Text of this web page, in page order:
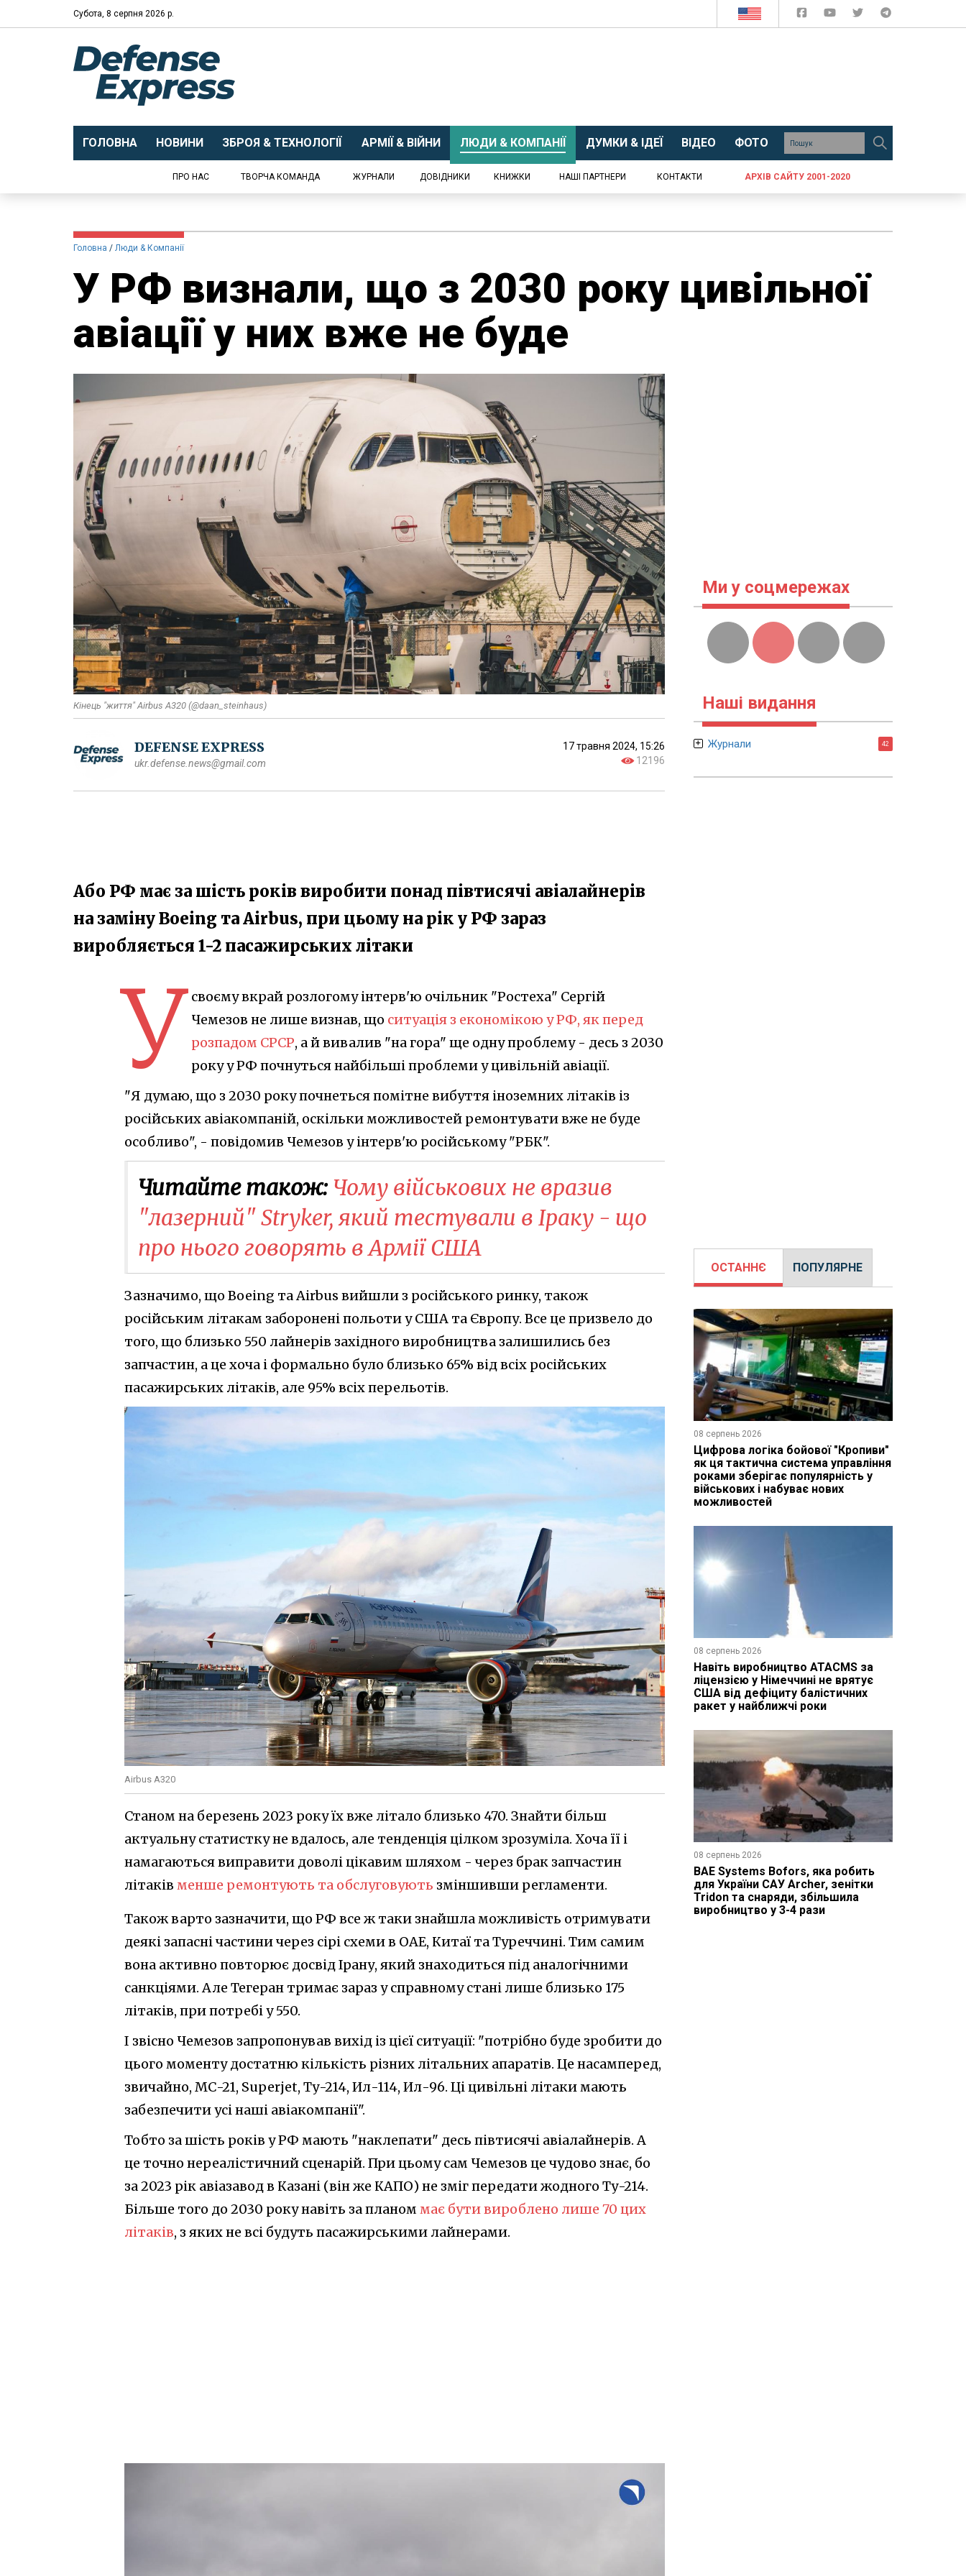
Субота, 8 серпня 2026 р.
ГОЛОВНА НОВИНИ ЗБРОЯ & ТЕХНОЛОГІЇ АРМІЇ & ВІЙНИ ЛЮДИ & КОМПАНІЇ ДУМКИ & ІДЕЇ ВІДЕО ФОТО
ПРО НАС ТВОРЧА КОМАНДА ЖУРНАЛИ ДОВІДНИКИ КНИЖКИ НАШІ ПАРТНЕРИ КОНТАКТИ АРХІВ САЙТУ 2001-2020
Головна Люди & Компанії
У РФ визнали, що з 2030 року цивільної
авіації у них вже не буде
Кінець "життя" Airbus A320 (@daan_steinhaus)
DEFENSE EXPRESS
ukr.defense.news@gmail.com
17 травня 2024, 15:26
12196
Або РФ має за шість років виробити понад півтисячі авіалайнерів
на заміну Boeing та Airbus, при цьому на рік у РФ зараз
виробляється 1-2 пасажирських літаки
У своєму вкрай розлогому інтерв'ю очільник "Ростеха" Сергій
Чемезов не лише визнав, що ситуація з економікою у РФ, як перед
розпадом СРСР, а й вивалив "на гора" ще одну проблему - десь з 2030
року у РФ почнуться найбільші проблеми у цивільній авіації.
"Я думаю, що з 2030 року почнеться помітне вибуття іноземних літаків із
російських авіакомпаній, оскільки можливостей ремонтувати вже не буде
особливо", - повідомив Чемезов у інтерв'ю російському "РБК".
Читайте також: Чому військових не вразив
"лазерний" Stryker, який тестували в Іраку - що
про нього говорять в Армії США
Зазначимо, що Boeing та Airbus вийшли з російського ринку, також
російським літакам заборонені польоти у США та Європу. Все це призвело до
того, що близько 550 лайнерів західного виробництва залишились без
запчастин, а це хоча і формально було близько 65% від всіх російських
пасажирських літаків, але 95% всіх перельотів.
Airbus A320
Станом на березень 2023 року їх вже літало близько 470. Знайти більш
актуальну статистку не вдалось, але тенденція цілком зрозуміла. Хоча її і
намагаються виправити доволі цікавим шляхом - через брак запчастин
літаків менше ремонтують та обслуговують зміншивши регламенти.
Також варто зазначити, що РФ все ж таки знайшла можливість отримувати
деякі запасні частини через сірі схеми в ОАЕ, Китаї та Туреччині. Тим самим
вона активно повторює досвід Ірану, який знаходиться під аналогічними
санкціями. Але Тегеран тримає зараз у справному стані лише близько 175
літаків, при потребі у 550.
І звісно Чемезов запропонував вихід із цієї ситуації: "потрібно буде зробити до
цього моменту достатню кількість різних літальних апаратів. Це насамперед,
звичайно, МС-21, Superjet, Ту-214, Ил-114, Ил-96. Ці цивільні літаки мають
забезпечити усі наші авіакомпанії".
Тобто за шість років у РФ мають "наклепати" десь півтисячі авіалайнерів. А
це точно нереалістичний сценарій. При цьому сам Чемезов це чудово знає, бо
за 2023 рік авіазавод в Казані (він же КАПО) не зміг передати жодного Ту-214.
Більше того до 2030 року навіть за планом має бути вироблено лише 70 цих
літаків, з яких не всі будуть пасажирськими лайнерами.
Ми у соцмережах
Наші видання
Журнали 42
ОСТАННЄ ПОПУЛЯРНЕ
08 серпень 2026
Цифрова логіка бойової "Кропиви"
як ця тактична система управління
роками зберігає популярність у
військових і набуває нових
можливостей
08 серпень 2026
Навіть виробництво ATACMS за
ліцензією у Німеччині не врятує
США від дефіциту балістичних
ракет у найближчі роки
08 серпень 2026
BAE Systems Bofors, яка робить
для України САУ Archer, зенітки
Tridon та снаряди, збільшила
виробництво у 3-4 рази